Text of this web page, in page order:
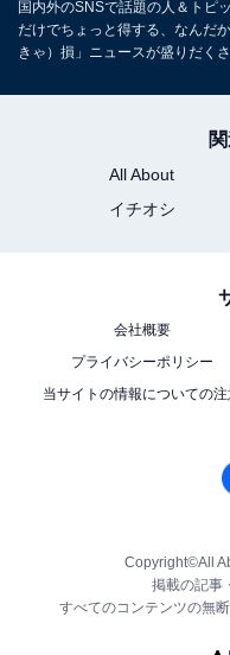
国内外のSNSで話題の人＆トピ
だけでちょっと得する、なんだ
きゃ）損」ニュースが盛りだくさ
All About
イチオシ
会社概要
プライバシーポリシー
当サイトの情報についての注
Copyright©All
掲載の記事
すべてのコンテンツの無